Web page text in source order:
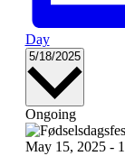
Day
5/18/2025 Select
Ongoing
May 15, 2025 -